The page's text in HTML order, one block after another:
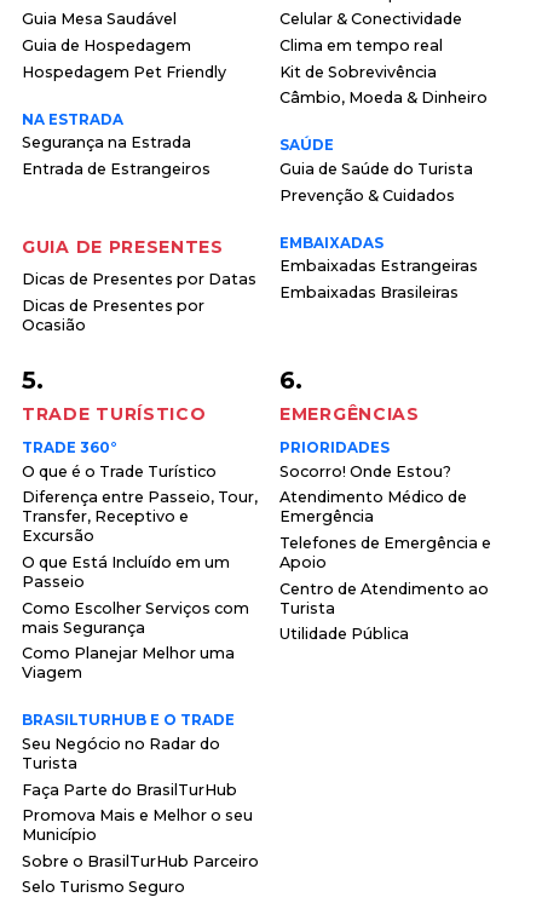
Guia Mesa Saudável
Guia de Hospedagem
Hospedagem Pet Friendly
NA ESTRADA
Segurança na Estrada
Entrada de Estrangeiros
GUIA DE PRESENTES
Dicas de Presentes por Datas
Dicas de Presentes por
Ocasião
Celular & Conectividade
Clima em tempo real
Kit de Sobrevivência
Câmbio, Moeda & Dinheiro
SAÚDE
Guia de Saúde do Turista
Prevenção & Cuidados
EMBAIXADAS
Embaixadas Estrangeiras
Embaixadas Brasileiras
5.
TRADE TURÍSTICO
TRADE 360°
O que é o Trade Turístico
Diferença entre Passeio, Tour,
Transfer, Receptivo e
Excursão
O que Está Incluído em um
Passeio
Como Escolher Serviços com
mais Segurança
Como Planejar Melhor uma
Viagem
BRASILTURHUB E O TRADE
Seu Negócio no Radar do
Turista
Faça Parte do BrasilTurHub
Promova Mais e Melhor o seu
Município
Sobre o BrasilTurHub Parceiro
Selo Turismo Seguro
6.
EMERGÊNCIAS
PRIORIDADES
Socorro! Onde Estou?
Atendimento Médico de
Emergência
Telefones de Emergência e
Apoio
Centro de Atendimento ao
Turista
Utilidade Pública